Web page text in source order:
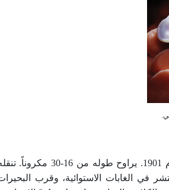
: سُجِّل هذا النويع في غامبيا عام
الغابات الاستوائية، وقرب